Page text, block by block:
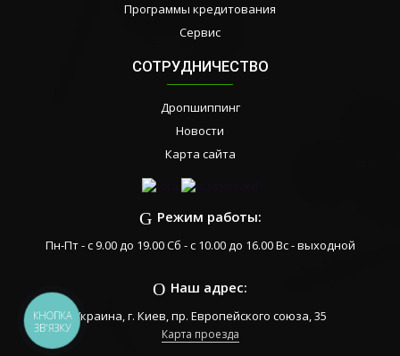
Программы кредитования
Сервис
СОТРУДНИЧЕСТВО
Дропшиппинг
Новости
Карта сайта
Режим работы:
Пн-Пт - с 9.00 до 19.00 Сб - с 10.00 до 16.00 Вс - выходной
Наш адрес:
Украина, г. Киев, пр. Европейского союза, 35
Карта проезда
КНОПКА
ЗВ'ЯЗКУ